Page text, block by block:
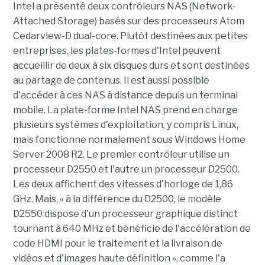
Intel a présenté deux contrôleurs NAS (Network-
Attached Storage) basés sur des processeurs Atom
Cedarview-D dual-core. Plutôt destinées aux petites
entreprises, les plates-formes d'Intel peuvent
accueillir de deux à six disques durs et sont destinées
au partage de contenus. Il est aussi possible
d'accéder à ces NAS à distance depuis un terminal
mobile. La plate-forme Intel NAS prend en charge
plusieurs systèmes d'exploitation, y compris Linux,
mais fonctionne normalement sous Windows Home
Server 2008 R2. Le premier contrôleur utilise un
processeur D2550 et l'autre un processeur D2500.
Les deux affichent des vitesses d'horloge de 1,86
GHz. Mais, « à la différence du D2500, le modèle
D2550 dispose d'un processeur graphique distinct
tournant à 640 MHz et bénéficie de l'accélération de
code HDMI pour le traitement et la livraison de
vidéos et d'images haute définition », comme l'a